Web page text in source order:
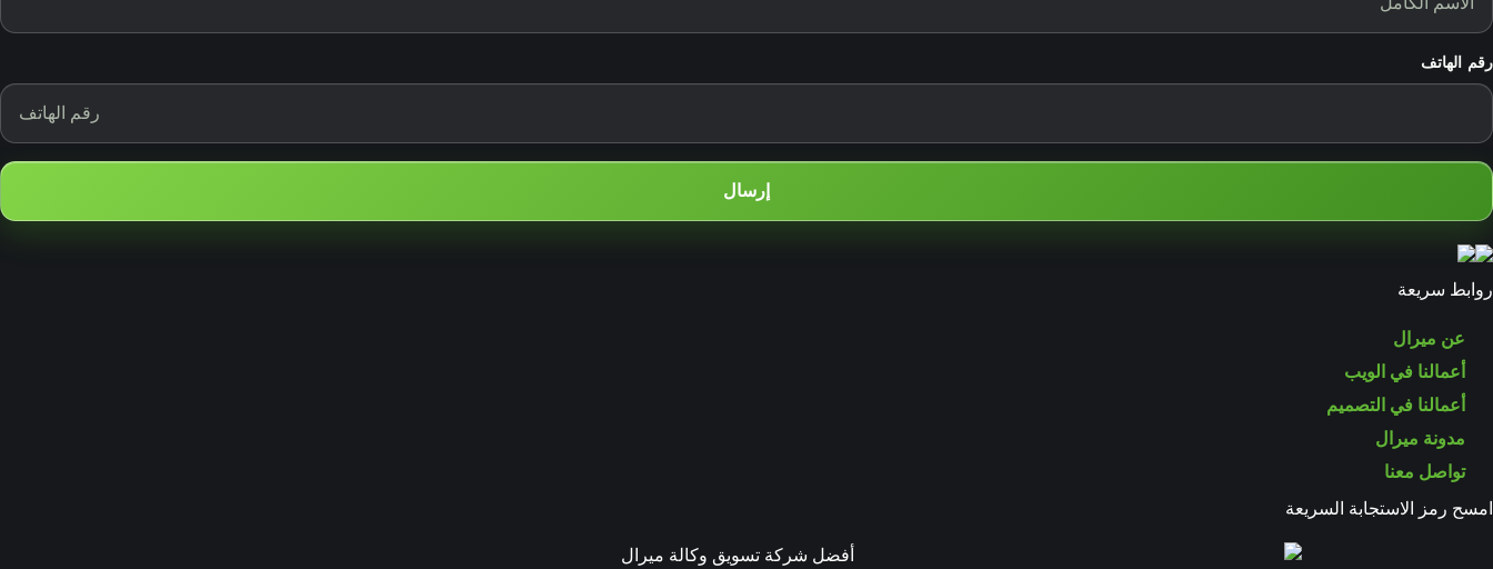
رقم الهاتف
إرسال
روابط سريعة
عن ميرال
أعمالنا في الويب
أعمالنا في التصميم
مدونة ميرال
تواصل معنا
امسح رمز الاستجابة السريعة